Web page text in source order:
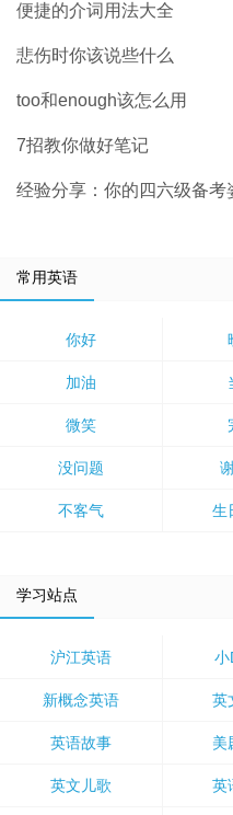
便捷的介词用法大全
悲伤时你该说些什么
too和enough该怎么用
7招教你做好笔记
经验分享：你的四六级备考
常用英语
你好
加油
微笑
没问题
不客气 生
学习站点
沪江英语 小
新概念英语 英
英语故事 美
英文儿歌 英